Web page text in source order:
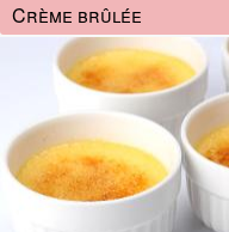
Crème brûlée